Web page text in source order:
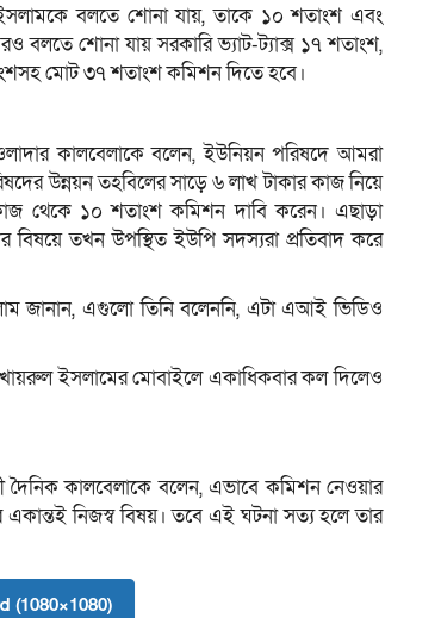
বলতে শোনা যায়, তাকে ১০ শতাংশ এবং
শোনা যায় সরকারি ভ্যাট-ট্যাক্স ১৭ শতাংশ,
মোট ৩৭ শতাংশ কমিশন দিতে হবে।
কালবেলাকে বলেন, ইউনিয়ন পরিষদে আমরা
উন্নয়ন তহবিলের সাড়ে ৬ লাখ টাকার কাজ নিয়ে
থেকে ১০ শতাংশ কমিশন দাবি করেন। এছাড়া
তখন উপস্থিত ইউপি সদস্যরা প্রতিবাদ করে
জানান, এগুলো তিনি বলেননি, এটা এআই ভিডিও
ইসলামের মোবাইলে একাধিকবার কল দিলেও
দৈনিক কালবেলাকে বলেন, এভাবে কমিশন নেওয়ার
নিজস্ব বিষয়। তবে এই ঘটনা সত্য হলে তার
(1080×1080)